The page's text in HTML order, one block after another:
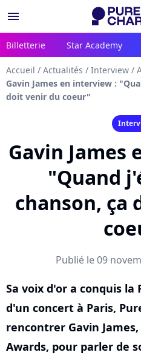
menu
Billetterie Star Academy
Accueil / Actualités / Interview /
Gavin James en interview :
doit venir du coeur"
Gavin James
"Quand
chanson, ça
Publié le 09
Sa voix d'or a conquis la
d'un concert à Paris,
rencontrer Gavin
Awards, pour parler de